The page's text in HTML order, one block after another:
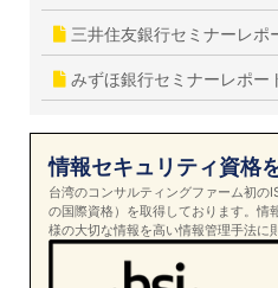
三井住友銀行セミナーレポ
みずほ銀行セミナーレポー
情報セキュリティ資格
台湾のコンサルティングファーム初の
の国際資格）を取得しております。情
様の大切な情報を高い情報管理手法に